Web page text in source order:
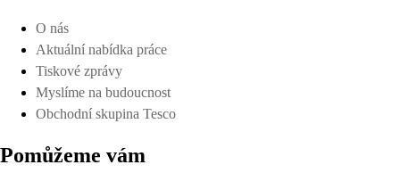
O nás
Aktuální nabídka práce
Tiskové zprávy
Myslíme na budoucnost
Obchodní skupina Tesco
Pomůžeme vám